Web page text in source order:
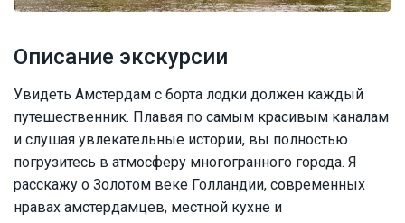
Описание экскурсии
Увидеть Амстердам с борта лодки должен каждый
путешественник. Плавая по самым красивым каналам
и слушая увлекательные истории, вы полностью
погрузитесь в атмосферу многогранного города. Я
расскажу о Золотом веке Голландии, современных
нравах амстердамцев, местной кухне и